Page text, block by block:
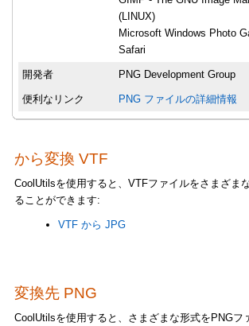
(LINUX)
Microsoft Windows Photo
Safari
開発者 PNG Development Group
便利なリンク PNG ファイルの詳細情報
から変換 VTF
CoolUtilsを使用すると、VTFファイルをさまざま
ることができます:
VTF から JPG
変換先 PNG
CoolUtilsを使用すると、さまざまな形式をPNGフ